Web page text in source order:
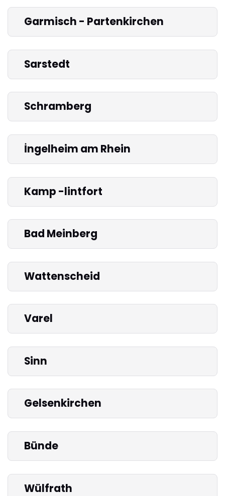
Garmisch - Partenkirchen
Sarstedt
Schramberg
İngelheim am Rhein
Kamp -lintfort
Bad Meinberg
Wattenscheid
Varel
Sinn
Gelsenkirchen
Bünde
Wülfrath